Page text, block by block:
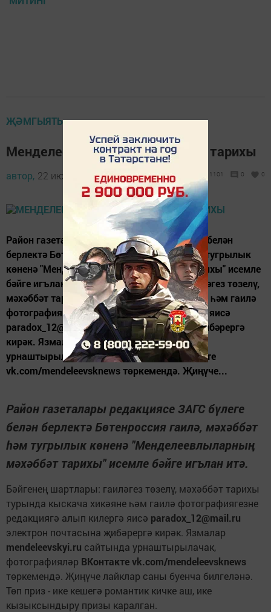
ҖӘМГЫЯТЬ
Менделеевлыларның мәхәббәт тарихы
автор, 22 июнь 2016 - 11:14 1101 0 0
Район газеталары редакциясе ЗАГС бүлеге белән
берлектә Бөтенроссия гаилә, мәхәббәт һәм тугрылык
көненә "Менделеевлыларның мәхәббәт тарихы" исемле
бәйге игълан итә. Бәйгенең шартлары: гаиләгез төзелү,
мәхәббәт тарихы турында кыскача хикәяне һәм гаилә
фотографиягезне редакциягә алып килергә яисә
paradox_12@mail.ru электрон почтасына җибәрергә
кирәк. Язмалар mendeleevskyi.ru сайтында
урнаштырылачак, фотографияләр ВКонтакте
vk.com/mendeleevsknews төркемендә. Җиңүче...
Район газеталары редакциясе ЗАГС бүлеге
белән берлектә Бөтенроссия гаилә, мәхәббәт
һәм тугрылык көненә "Менделеевлыларның
мәхәббәт тарихы" исемле бәйге игълан итә.
Бәйгенең шартлары: гаиләгез төзелү, мәхәббәт тарихы
турында кыскача хикәяне һәм гаилә фотографиягезне
редакциягә алып килергә яисә paradox_12@mail.ru
электрон почтасына җибәрергә кирәк. Язмалар
mendeleevskyi.ru сайтында урнаштырылачак,
фотографияләр ВКонтакте vk.com/mendeleevsknews
төркемендә. Җиңүче лайклар саны буенча билгеләнә.
Төп приз - ике кешегә романтик кичке аш, ике
кызыксындыру призы каралган.